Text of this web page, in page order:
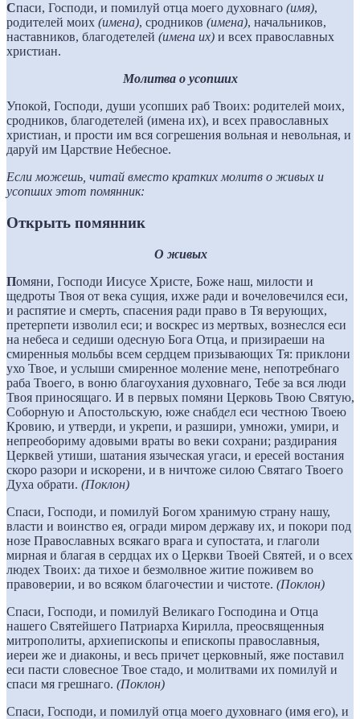
Спаси, Господи, и помилуй отца моего духовнаго (имя),
родителей моих (имена), сродников (имена), начальников,
наставников, благодетелей (имена их) и всех православных
христиан.
Молитва о усопших
Упокой, Господи, души усопших раб Твоих: родителей моих,
сродников, благодетелей (имена их), и всех православных
христиан, и прости им вся согрешения вольная и невольная, и
даруй им Царствие Небесное.
Если можешь, читай вместо кратких молитв о живых и
усопших этот помянник:
Открыть помянник
О живых
Помяни, Господи Иисусе Христе, Боже наш, милости и
щедроты Твоя от века сущия, ихже ради и вочеловечился еси,
и распятие и смерть, спасения ради право в Тя верующих,
претерпети изволил еси; и воскрес из мертвых, вознеслся еси
на небеса и седиши одесную Бога Отца, и призираеши на
смиренныя мольбы всем сердцем призывающих Тя: приклони
ухо Твое, и услыши смиренное моление мене, непотребнаго
раба Твоего, в воню благоухания духовнаго, Тебе за вся люди
Твоя приносящаго. И в первых помяни Церковь Твою Святую,
Соборную и Апостольскую, юже снабдел еси честною Твоею
Кровию, и утверди, и укрепи, и разшири, умножи, умири, и
непреобориму адовыми враты во веки сохрани; раздирания
Церквей утиши, шатания языческая угаси, и ересей востания
скоро разори и искорени, и в ничтоже силою Святаго Твоего
Духа обрати. (Поклон)
Спаси, Господи, и помилуй Богом хранимую страну нашу,
власти и воинство ея, огради миром державу их, и покори под
нозе Православных всякаго врага и супостата, и глаголи
мирная и благая в сердцах их о Церкви Твоей Святей, и о всех
людех Твоих: да тихое и безмолвное житие поживем во
правоверии, и во всяком благочестии и чистоте. (Поклон)
Спаси, Господи, и помилуй Великаго Господина и Отца
нашего Святейшего Патриарха Кирилла, преосвященныя
митрополиты, архиепископы и епископы православныя,
иереи же и диаконы, и весь причет церковный, яже поставил
еси пасти словесное Твое стадо, и молитвами их помилуй и
спаси мя грешнаго. (Поклон)
Спаси, Господи, и помилуй отца моего духовнаго (имя его), и